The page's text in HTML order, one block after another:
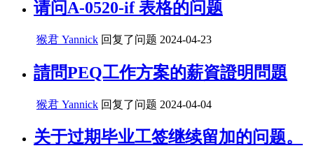
请问A-0520-if 表格的问题
猴君 Yannick 回复了问题 2024-04-23
請問PEQ工作方案的薪資證明問題
猴君 Yannick 回复了问题 2024-04-04
关于过期毕业工签继续留加的问题。